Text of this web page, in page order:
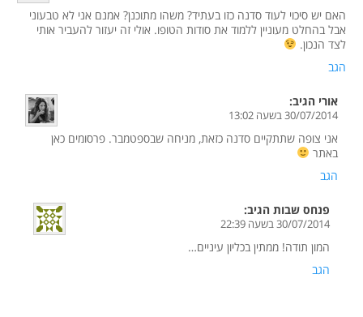
האם יש סיכוי לעוד סדנה כזו בעתיד? משהו מתוכנן? אמנם אני לא טבעוני
אבל בהחלט מעוניין ללמוד את סודות הטופו. אולי זה יעזור להעביר אותי
לצד הנכון.
הגב
אורי הגיב:
30/07/2014 בשעה 13:02
אני צופה שתתקיים סדנה כזאת, מניחה שבספטמבר. פרסומים כאן
באתר
הגב
פנחס שבות הגיב:
30/07/2014 בשעה 22:39
המון תודה! ממתין בכליון עיניים…
הגב